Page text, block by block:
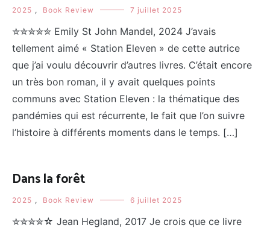
2025 , Book Review 7 juillet 2025
✮✮✮✮✮ Emily St John Mandel, 2024 J’avais
tellement aimé « Station Eleven » de cette autrice
que j’ai voulu découvrir d’autres livres. C’était encore
un très bon roman, il y avait quelques points
communs avec Station Eleven : la thématique des
pandémies qui est récurrente, le fait que l’on suivre
l’histoire à différents moments dans le temps. […]
Dans la forêt
2025 , Book Review 6 juillet 2025
✮✮✮✮☆ Jean Hegland, 2017 Je crois que ce livre